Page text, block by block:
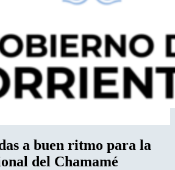
a buen ritmo para la
del Chamamé